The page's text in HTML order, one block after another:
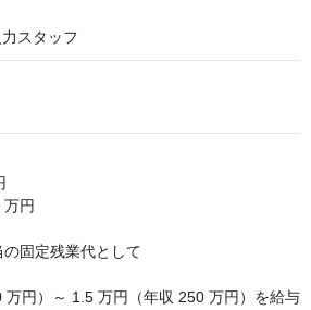
スタッフ
固定残業代として
万円）～ 1.5 万円（年収 250 万円）を給与